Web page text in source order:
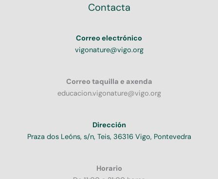
Contacta
Correo electrónico
vigonature@vigo.org
Correo taquilla e axenda
educacion.vigonature@vigo.org
Dirección
Praza dos Leóns, s/n, Teis, 36316 Vigo, Pontevedra
Horario